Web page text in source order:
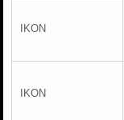
IKON
IKON